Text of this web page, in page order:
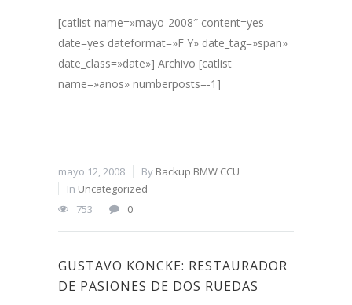
[catlist name=»mayo-2008″ content=yes
date=yes dateformat=»F Y» date_tag=»span»
date_class=»date»] Archivo [catlist
name=»anos» numberposts=-1]
mayo 12, 2008 By Backup BMW CCU
In Uncategorized
753
0
GUSTAVO KONCKE: RESTAURADOR
DE PASIONES DE DOS RUEDAS